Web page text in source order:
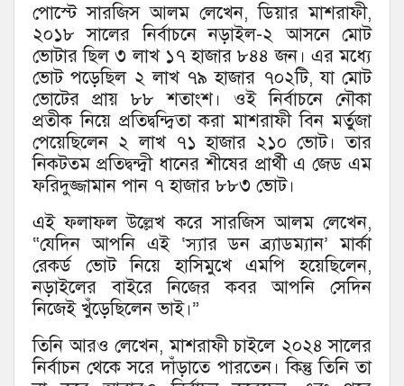
পোস্টে সারজিস আলম লেখেন, ডিয়ার মাশরাফী,
২০১৮ সালের নির্বাচনে নড়াইল-২ আসনে মোট
ভোটার ছিল ৩ লাখ ১৭ হাজার ৮৪৪ জন। এর মধ্যে
ভোট পড়েছিল ২ লাখ ৭৯ হাজার ৭০২টি, যা মোট
ভোটের প্রায় ৮৮ শতাংশ। ওই নির্বাচনে নৌকা
প্রতীক নিয়ে প্রতিদ্বন্দ্বিতা করা মাশরাফী বিন মর্তুজা
পেয়েছিলেন ২ লাখ ৭১ হাজার ২১০ ভোট। তার
নিকটতম প্রতিদ্বন্দ্বী ধানের শীষের প্রার্থী এ জেড এম
ফরিদুজ্জামান পান ৭ হাজার ৮৮৩ ভোট।
এই ফলাফল উল্লেখ করে সারজিস আলম লেখেন,
“যেদিন আপনি এই ‘স্যার ডন ব্র্যাডম্যান’ মার্কা
রেকর্ড ভোট নিয়ে হাসিমুখে এমপি হয়েছিলেন,
নড়াইলের বাইরে নিজের কবর আপনি সেদিন
নিজেই খুঁড়েছিলেন ভাই।”
তিনি আরও লেখেন, মাশরাফী চাইলে ২০২৪ সালের
নির্বাচন থেকে সরে দাঁড়াতে পারতেন। কিন্তু তিনি তা